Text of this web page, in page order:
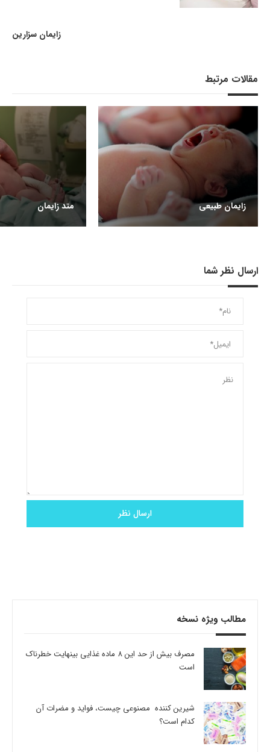
زایمان سزارین
مقالات مرتبط
زایمان طبیعی متد زایمان
ارسال نظر شما
مطالب ویژه نسخه
مصرف بیش از حد این 8 ماده غذایی بینهایت خطرناک
است
شیرین کننده مصنوعی چیست، فواید و مضرات آن
کدام است؟